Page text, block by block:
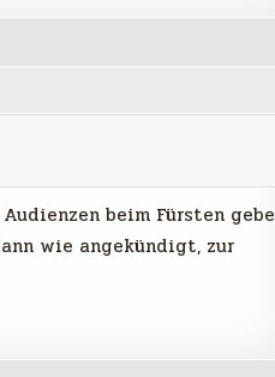
beim Fürsten gebe
wie angekündigt, zur